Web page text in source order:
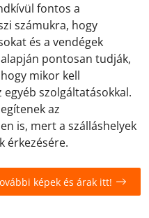
fontos a
számukra, hogy
és a vendégek
pontosan tudják,
mikor kell
egyéb szolgáltatásokkal.
az
is, mert a szálláshelyek
érkezésére.
képek és árak itt!